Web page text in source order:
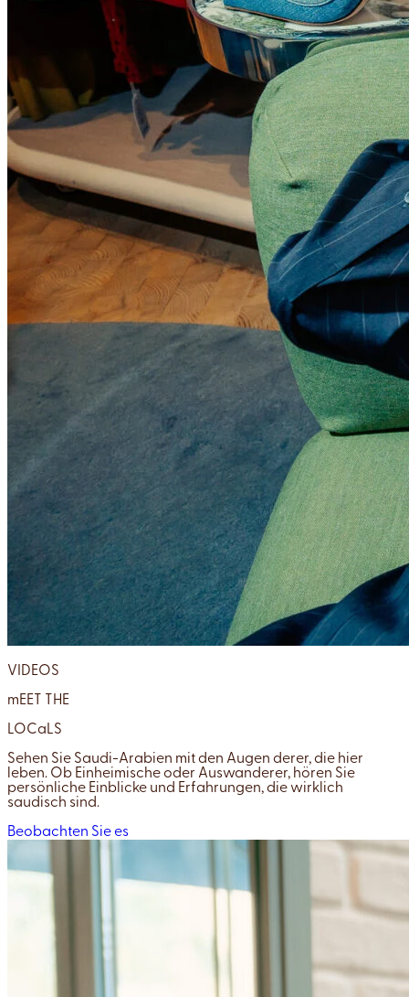
VIDEOS
mEET THE
LOCaLS
Sehen Sie Saudi-Arabien mit den Augen derer, die hier
leben. Ob Einheimische oder Auswanderer, hören Sie
persönliche Einblicke und Erfahrungen, die wirklich
saudisch sind.
Beobachten Sie es